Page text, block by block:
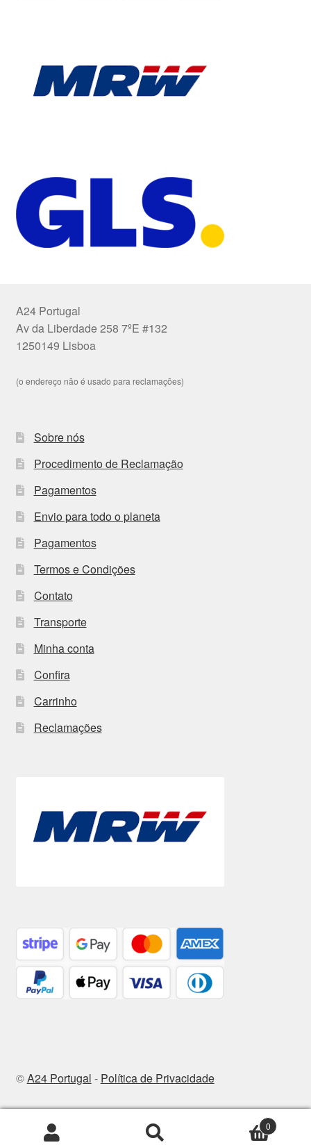
A24 Portugal
Av da Liberdade 258 7ºE #132
1250149 Lisboa
(o endereço não é usado para reclamações)
Sobre nós
Procedimento de Reclamação
Pagamentos
Envio para todo o planeta
Pagamentos
Termos e Condições
Contato
Transporte
Minha conta
Confira
Carrinho
Reclamações
©A24 Portugal - Política de Privacidade
Pesquisar
Pesquisa
0